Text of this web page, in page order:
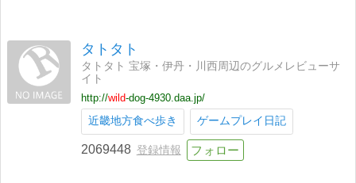
タトタト
タトタト 宝塚・伊丹・川西周辺のグルメレビューサ
イト
http://wild-dog-4930.daa.jp/
近畿地方食べ歩き
ゲームプレイ日記
2069448 登録情報